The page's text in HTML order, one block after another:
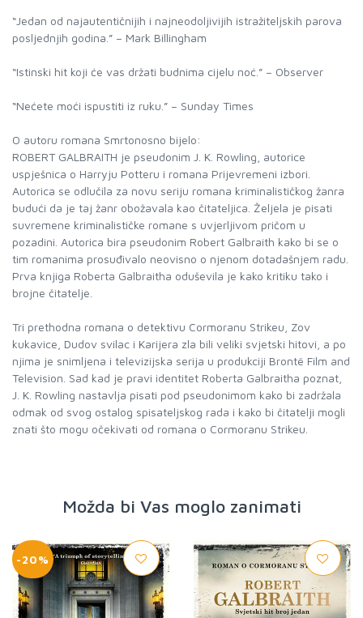
“Jedan od najautentičnijih i najneodoljivijih istražiteljskih parova
posljednjih godina.” – Mark Billingham
“Istinski hit koji će vas držati budnima cijelu noć.” – Observer
“Nećete moći ispustiti iz ruku.” – Sunday Times
O autoru romana Smrtonosno bijelo:
ROBERT GALBRAITH je pseudonim J. K. Rowling, autorice
uspješnica o Harryju Potteru i romana Prijevremeni izbori.
Autorica se odlučila za novu seriju romana kriminalističkog žanra
budući da je taj žanr obožavala kao čitateljica. Željela je pisati
suvremene kriminalističke romane s uvjerljivom pričom u
pozadini. Autorica bira pseudonim Robert Galbraith kako bi se o
tim romanima prosuđivalo neovisno o njenom dotadašnjem radu.
Prva knjiga Roberta Galbraitha oduševila je kako kritiku tako i
brojne čitatelje.
Tri prethodna romana o detektivu Cormoranu Strikeu, Zov
kukavice, Dudov svilac i Karijera zla bili veliki svjetski hitovi, a po
njima je snimljena i televizijska serija u produkciji Brontë Film and
Television. Sad kad je pravi identitet Roberta Galbraitha poznat,
J. K. Rowling nastavlja pisati pod pseudonimom kako bi zadržala
odmak od svog ostalog spisateljskog rada i kako bi čitatelji mogli
znati što mogu očekivati od romana o Cormoranu Strikeu.
Možda bi Vas moglo zanimati
-20%